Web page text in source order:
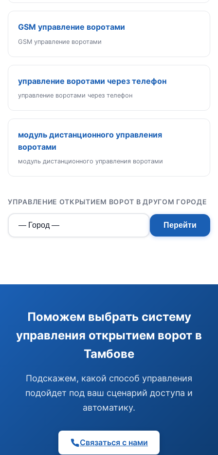
GSM управление воротами
GSM управление воротами
управление воротами через телефон
управление воротами через телефон
модуль дистанционного управления
воротами
модуль дистанционного управления воротами
УПРАВЛЕНИЕ ОТКРЫТИЕМ ВОРОТ В ДРУГОМ ГОРОДЕ
Перейти
Поможем выбрать систему
управления открытием ворот в
Тамбове
Подскажем, какой способ управления
подойдет под ваш сценарий доступа и
автоматику.
Связаться с нами
Помогу подобрать GSM-сигнализацию,
модуль управления или готовый комплект.
Узнать цену и наличие
Написать в Telegram